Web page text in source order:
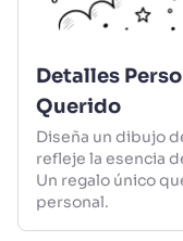
Detalles
Querido
Diseña un dibujo
refleje la esencia
Un regalo único
personal.